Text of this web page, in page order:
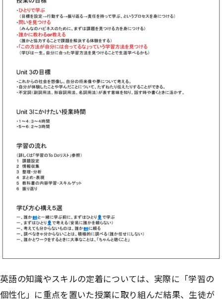
英語の知識やスキルの定着については、実際に「学習の
個性化」に重点を置いた授業に取り組んだ結果、生徒が